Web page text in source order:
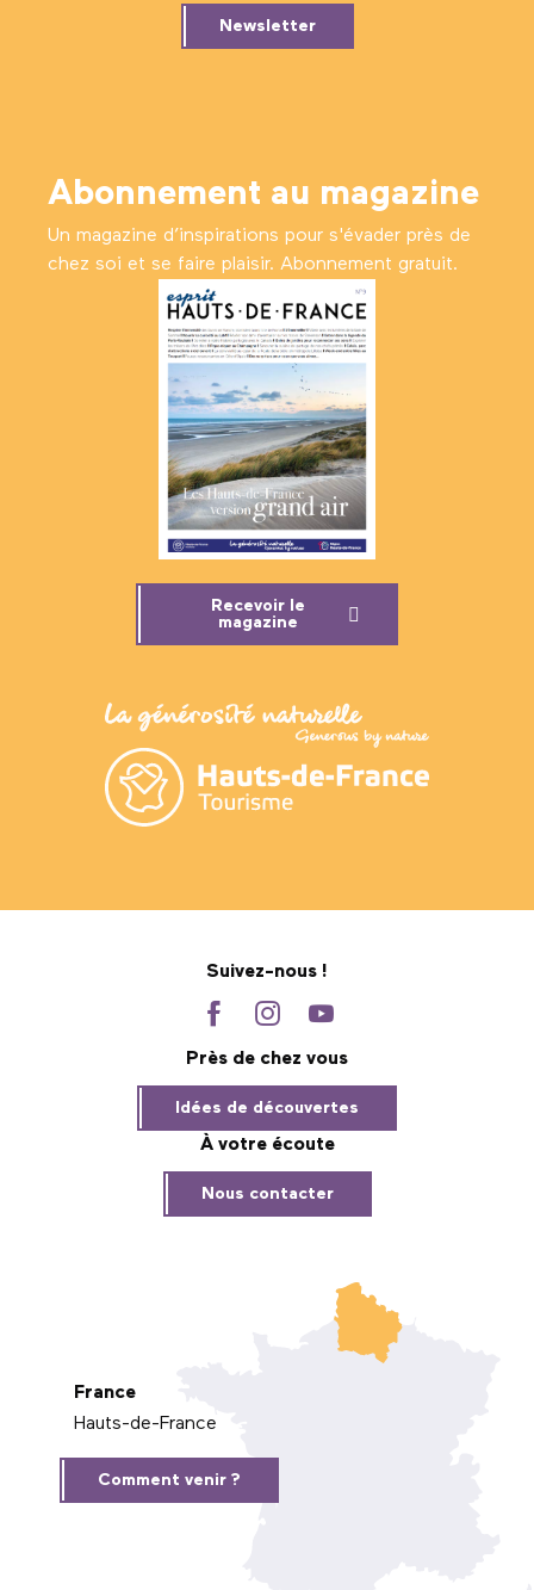
Newsletter
Abonnement au magazine
Un magazine d’inspirations pour s'évader près de
chez soi et se faire plaisir. Abonnement gratuit.
Recevoir le
magazine
Suivez-nous !
Près de chez vous
Idées de découvertes
À votre écoute
Nous contacter
France
Hauts-de-France
Comment venir ?